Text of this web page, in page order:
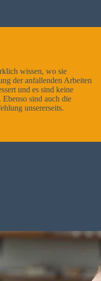
Freundliche Mitarbeiter,
sauber, Kann ich nur